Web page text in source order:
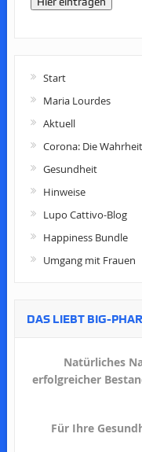
Start
Maria Lourdes
Aktuell
Corona: Die Wahrheit
Gesundheit
Hinweise
Lupo Cattivo-Blog
Happiness Bundle
Umgang mit Frauen
DAS LIEBT BIG-
Natürliches
erfolgreicher
Für Ihre